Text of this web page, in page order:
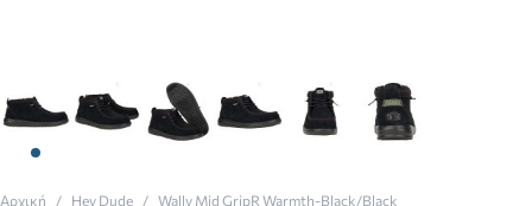
View larger image
View larger imageView larger imageView larger image
View larger image
View larger
Αρχική / Hey Dude / Wally Mid GripR Warmth-Black/Black